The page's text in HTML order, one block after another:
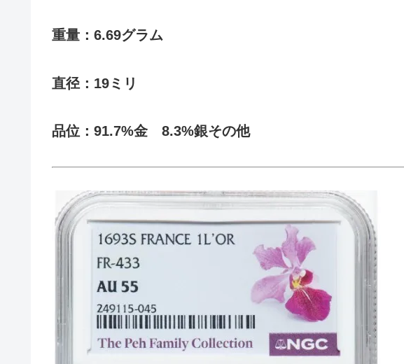
重量：6.69グラム
直径：19ミリ
品位：91.7%金 8.3%銀その他